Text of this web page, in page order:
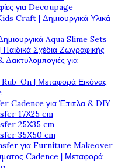
για Decoupage
Craft | Δημιουργικά Υλικά
Aqua Slime Sets
Σχέδια Ζωγραφικής
για
On | Μεταφορά Εικόνας
Cadence για Έπιπλα & DIY
17Χ25 cm
25Χ35 cm
35Χ50 cm
για Furniture Makeover
Cadence | Μεταφορά